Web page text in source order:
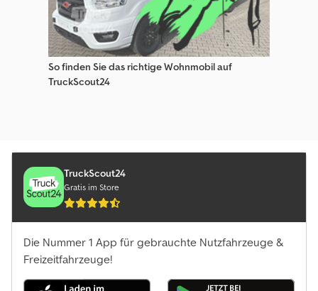
So finden Sie das richtige Wohnmobil auf
TruckScout24
TruckScout24
Gratis im Store
Die Nummer 1 App für gebrauchte Nutzfahrzeuge &
Freizeitfahrzeuge!